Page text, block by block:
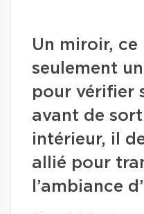
Un miroir, ce
seulement
pour vérifier
avant de
intérieur, il
allié pour
l’ambiance